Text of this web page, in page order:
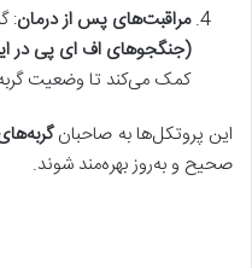
مراقبت‌های پس از درمان:
(جنگجوهای اف ای پی در
کمک می‌کند تا وضعیت
این پروتکل‌ها به صاحبان
صحیح و به‌روز بهره‌مند شوند.